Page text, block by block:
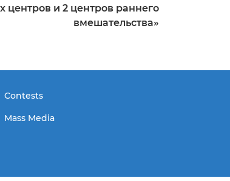
центров и 2 центров раннего
вмешательства»
Contests
Mass Media